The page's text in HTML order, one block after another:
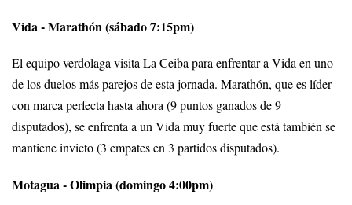
Vida - Marathón (sábado 7:15pm)
El equipo verdolaga visita La Ceiba para enfrentar a Vida en uno
de los duelos más parejos de esta jornada. Marathón, que es líder
con marca perfecta hasta ahora (9 puntos ganados de 9
disputados), se enfrenta a un Vida muy fuerte que está también se
mantiene invicto (3 empates en 3 partidos disputados).
Motagua - Olimpia (domingo 4:00pm)